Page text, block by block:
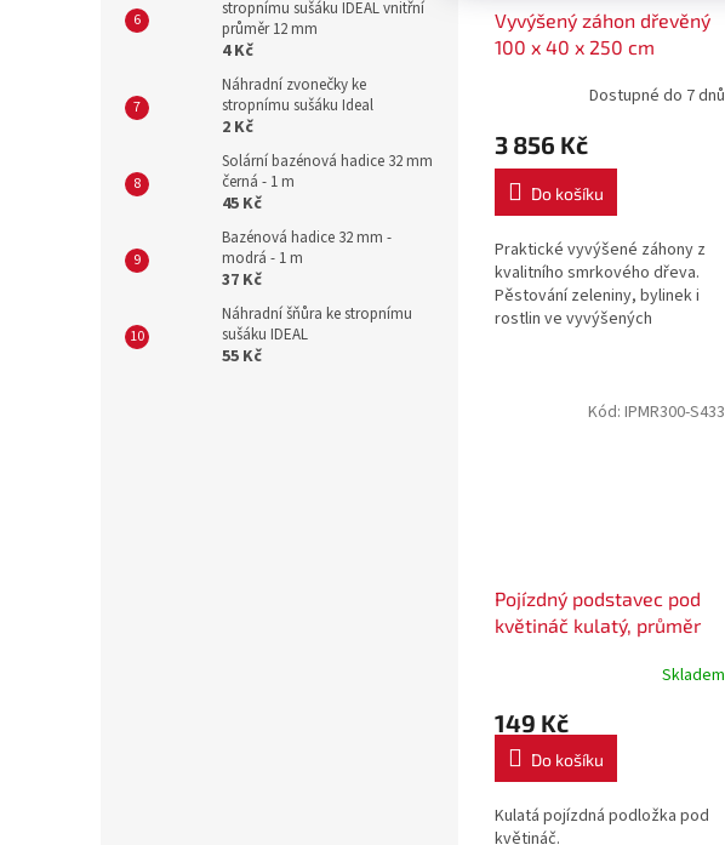
stropnímu sušáku IDEAL vnitřní
průměr 12 mm
4 Kč
Náhradní zvonečky ke
stropnímu sušáku Ideal
2 Kč
Solární bazénová hadice 32 mm
černá - 1 m
45 Kč
Bazénová hadice 32 mm -
modrá - 1 m
37 Kč
Náhradní šňůra ke stropnímu
sušáku IDEAL
55 Kč
Vyvýšený záhon dřevěný
100 x 40 x 250 cm
Dostupné do 7 dnů
3 856 Kč
Do košíku
Praktické vyvýšené záhony z
kvalitního smrkového dřeva.
Pěstování zeleniny, bylinek i
rostlin ve vyvýšených
Pojízdný podstavec pod
květináč kulatý, průměr
Skladem
149 Kč
Do košíku
Kulatá pojízdná podložka pod
květináč.
Kód: IPMR300-S433